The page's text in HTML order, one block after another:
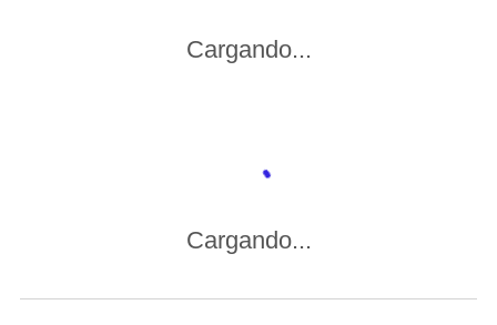
Cargando...
Cargando...